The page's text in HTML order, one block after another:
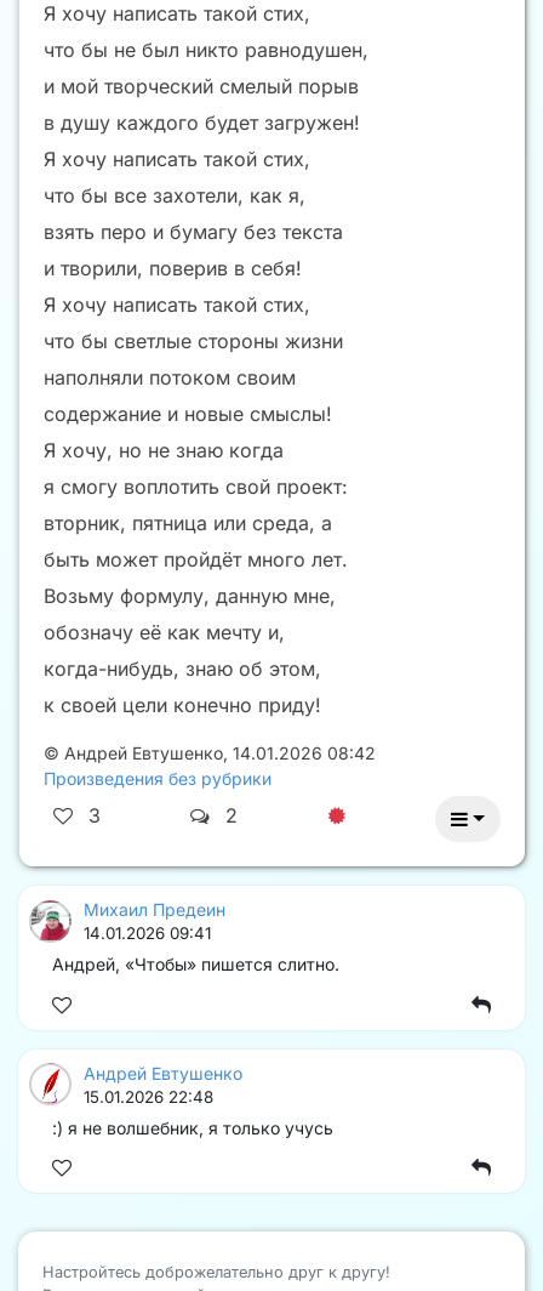
Я хочу написать такой стих,
что бы не был никто равнодушен,
и мой творческий смелый порыв
в душу каждого будет загружен!
Я хочу написать такой стих,
что бы все захотели, как я,
взять перо и бумагу без текста
и творили, поверив в себя!
Я хочу написать такой стих,
что бы светлые стороны жизни
наполняли потоком своим
содержание и новые смыслы!
Я хочу, но не знаю когда
я смогу воплотить свой проект:
вторник, пятница или среда, а
быть может пройдёт много лет.
Возьму формулу, данную мне,
обозначу её как мечту и,
когда-нибудь, знаю об этом,
к своей цели конечно приду!
© Андрей Евтушенко, 14.01.2026 08:42
Произведения без рубрики
3 2
Михаил Предеин
14.01.2026 09:41
Андрей, «Чтобы» пишется слитно.
Андрей Евтушенко
15.01.2026 22:48
:) я не волшебник, я только учусь
Настройтесь доброжелательно друг к другу!